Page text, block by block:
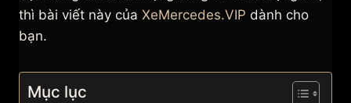
thì bài viết này của XeMercedes.VIP dành cho
bạn.
Mục lục